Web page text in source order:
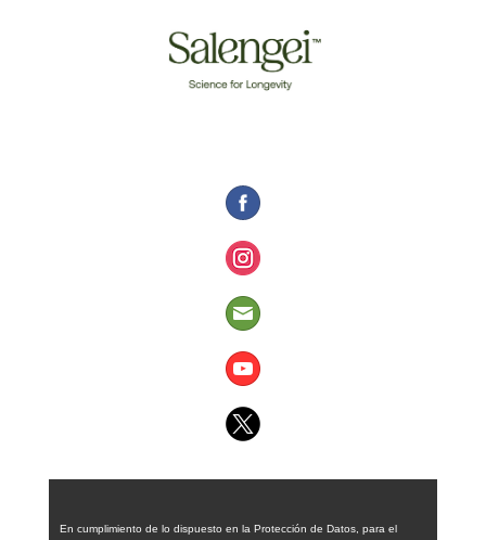
En cumplimiento de lo dispuesto en la Protección de Datos, para el